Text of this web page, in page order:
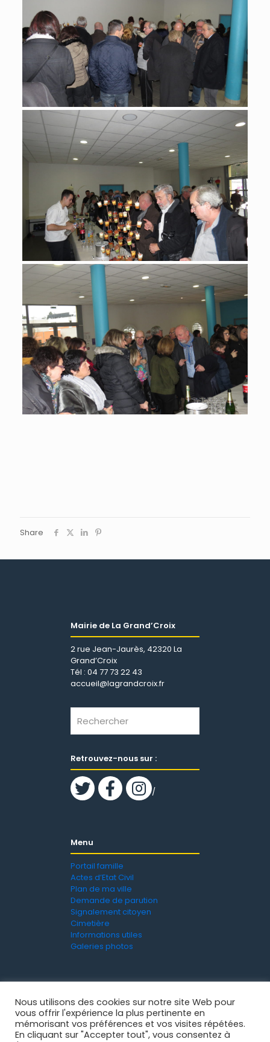
Share
Mairie de La Grand’Croix
2 rue Jean-Jaurès, 42320 La
Grand’Croix
Tél : 04 77 73 22 43
accueil@lagrandcroix.fr
Retrouvez-nous sur :
/
Menu
Portail famille
Actes d’Etat Civil
Plan de ma ville
Demande de parution
Signalement citoyen
Cimetière
Informations utiles
Galeries photos
Nous utilisons des cookies sur notre site Web pour
vous offrir l'expérience la plus pertinente en
mémorisant vos préférences et vos visites répétées.
En cliquant sur "Accepter tout", vous consentez à